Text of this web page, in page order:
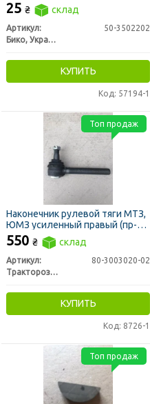
25 ₴ склад
Артикул:
50-3502202
Бико, Украина
КУПИТЬ
Код: 57194-1
Наконечник рулевой тяги МТЗ,
ЮМЗ усиленный правый (пр-во
РЗТ г. Ромны)
550 ₴ склад
Артикул:
80-3003020-02
Тракторозапчасть г. Ромны
КУПИТЬ
Код: 8726-1
Топ продаж
Топ продаж